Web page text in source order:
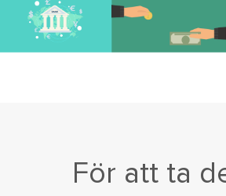
För att ta